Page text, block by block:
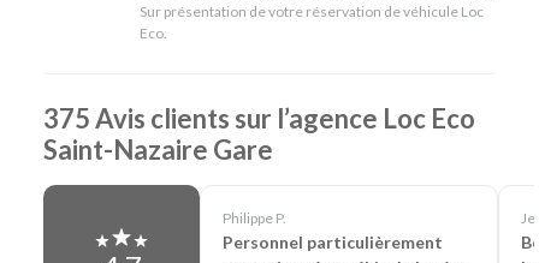
En résumé - Location de voiture à Saint-Nazaire
Agences de location à proximité :La Baule Gare
Catégories de voitures :
Citadines
Monospaces et Minibus-
Catégories d'utilitaires :
Véhicules de société
chantier
Sur présentation de votre réservation de véhicule Loc
Eco.
375 Avis clients sur l’agence Loc Eco
Saint-Nazaire Gare
Philippe P.
Personnel particulièrement